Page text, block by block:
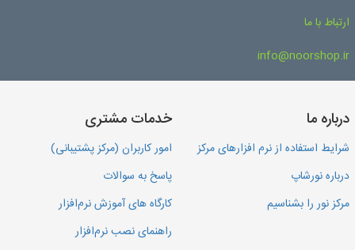
ارتباط با ما
info@noorshop.ir
درباره ما
شرایط استفاده از نرم افزارهای مرکز
درباره نورشاپ
مرکز نور را بشناسیم
خدمات مشتری
امور کاربران (مرکز پشتیبانی)
پاسخ به سوالات
کارگاه های آموزش نرم‌افزار
راهنمای نصب نرم‌افزار